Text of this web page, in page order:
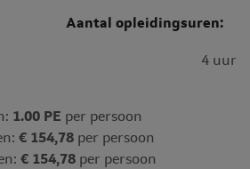
Aantal opleidingsuren:
4 uur
1.00 PE per persoon
€ 154,78 per persoon
€ 154,78 per persoon